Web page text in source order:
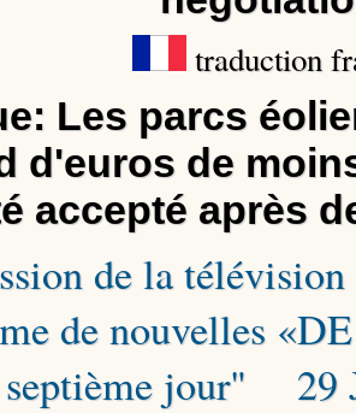
traduction
Les parcs
d'euros de
accepté après
de la
de nouvelles
jour" 29